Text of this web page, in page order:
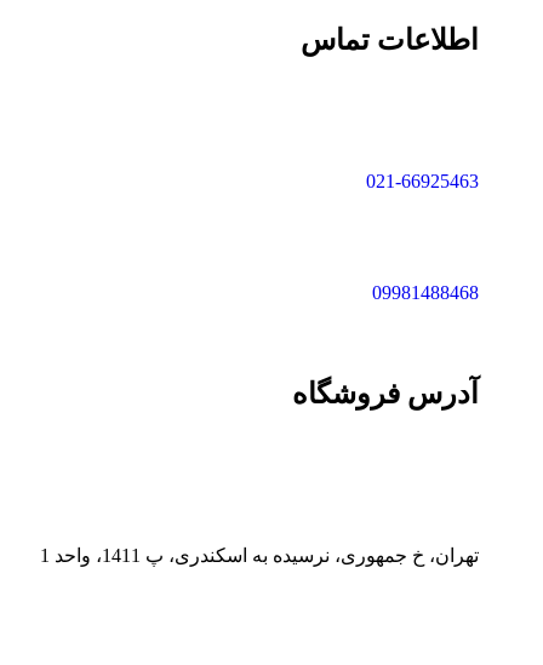
آدرس فروشگاه
تهران، خ جمهوری، نرسیده به اسکندری، پ 1411، واحد 1
اطلاعات تماس
021-66925463
09981488468